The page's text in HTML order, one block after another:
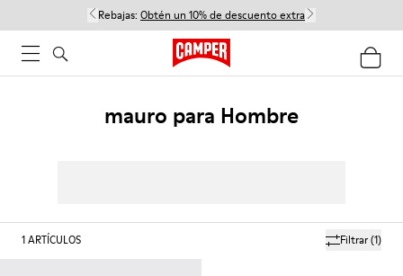
Rebajas: Obtén un 10% de descuento extra
mauro para Hombre
Filtrar(1)
1ARTÍCULOS